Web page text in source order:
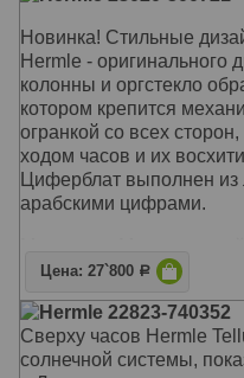
Новинка! Стильные
Hermle -
колонны и оргстекло
котором крепится
огранкой со всех
ходом часов и их
Циферблат выполнен из
арабскими цифрами.
Корпус: Латунь, алюминий
Цена: 27`800 Р
Hermle 22823-740352
Сверху часов Hermle
солнечной системы,